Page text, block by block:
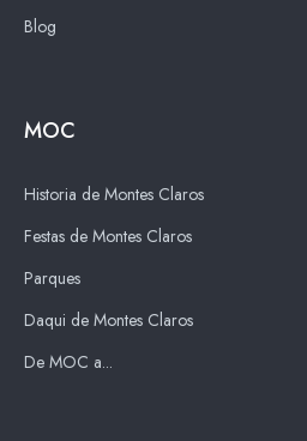
Blog
MOC
Historia de Montes Claros
Festas de Montes Claros
Parques
Daqui de Montes Claros
De MOC a...